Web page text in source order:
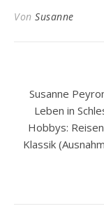
Von Susanne
Susanne
Leben in
Hobbys:
Klassik